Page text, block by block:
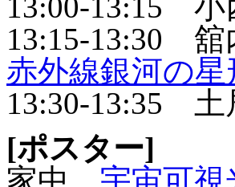
13:15-13:30
赤外線銀河の星
13:30-13:35
[ポスター]
家中 宇宙可